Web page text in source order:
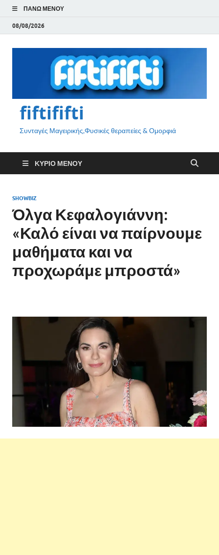
ΠΆΝΩ ΜΕΝΟΎ
08/08/2026
fiftififti
Συνταγές Μαγειρικής,Φυσικές θεραπείες & Ομορφιά
ΚΎΡΙΟ ΜΕΝΟΎ
SHOWBIZ
Όλγα Κεφαλογιάννη:
«Καλό είναι να παίρνουμε
μαθήματα και να
προχωράμε μπροστά»